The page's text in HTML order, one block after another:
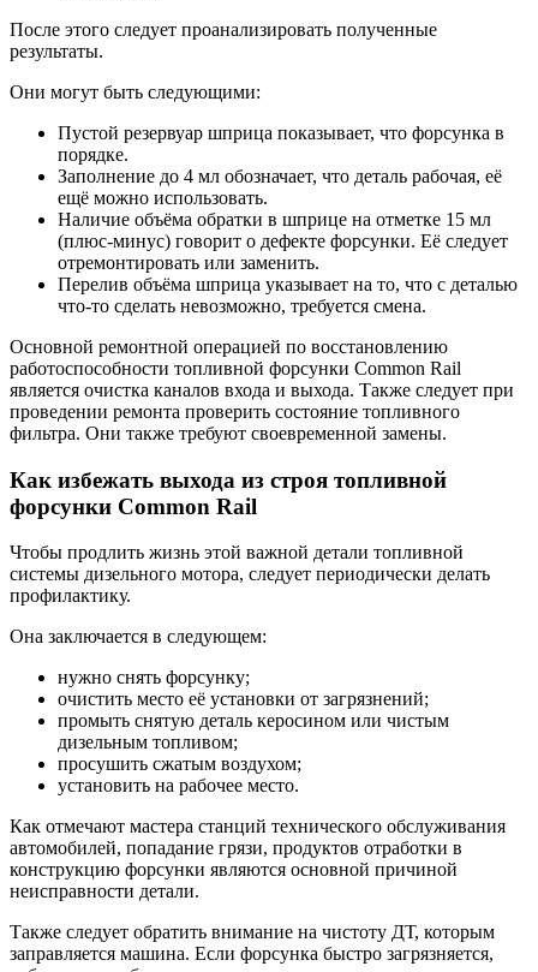
После этого следует проанализировать полученные
результаты.
Они могут быть следующими:
Пустой резервуар шприца показывает, что форсунка в
порядке.
Заполнение до 4 мл обозначает, что деталь рабочая, её
ещё можно использовать.
Наличие объёма обратки в шприце на отметке 15 мл
(плюс-минус) говорит о дефекте форсунки. Её следует
отремонтировать или заменить.
Перелив объёма шприца указывает на то, что с деталью
что-то сделать невозможно, требуется смена.
Основной ремонтной операцией по восстановлению
работоспособности топливной форсунки Common Rail
является очистка каналов входа и выхода. Также следует при
проведении ремонта проверить состояние топливного
фильтра. Они также требуют своевременной замены.
Как избежать выхода из строя топливной
форсунки Common Rail
Чтобы продлить жизнь этой важной детали топливной
системы дизельного мотора, следует периодически делать
профилактику.
Она заключается в следующем:
нужно снять форсунку;
очистить место её установки от загрязнений;
промыть снятую деталь керосином или чистым
дизельным топливом;
просушить сжатым воздухом;
установить на рабочее место.
Как отмечают мастера станций технического обслуживания
автомобилей, попадание грязи, продуктов отработки в
конструкцию форсунки являются основной причиной
неисправности детали.
Также следует обратить внимание на чистоту ДТ, которым
заправляется машина. Если форсунка быстро загрязняется,